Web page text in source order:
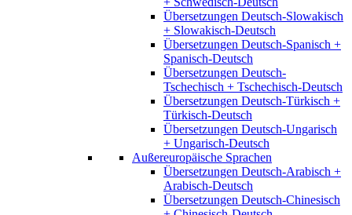
Übersetzungen Deutsch-Slowakisch
+ Slowakisch-Deutsch
Übersetzungen Deutsch-Spanisch +
Spanisch-Deutsch
Übersetzungen Deutsch-
Tschechisch + Tschechisch-Deutsch
Übersetzungen Deutsch-Türkisch +
Türkisch-Deutsch
Übersetzungen Deutsch-Ungarisch
+ Ungarisch-Deutsch
Außereuropäische Sprachen
Übersetzungen Deutsch-Arabisch +
Arabisch-Deutsch
Übersetzungen Deutsch-Chinesisch